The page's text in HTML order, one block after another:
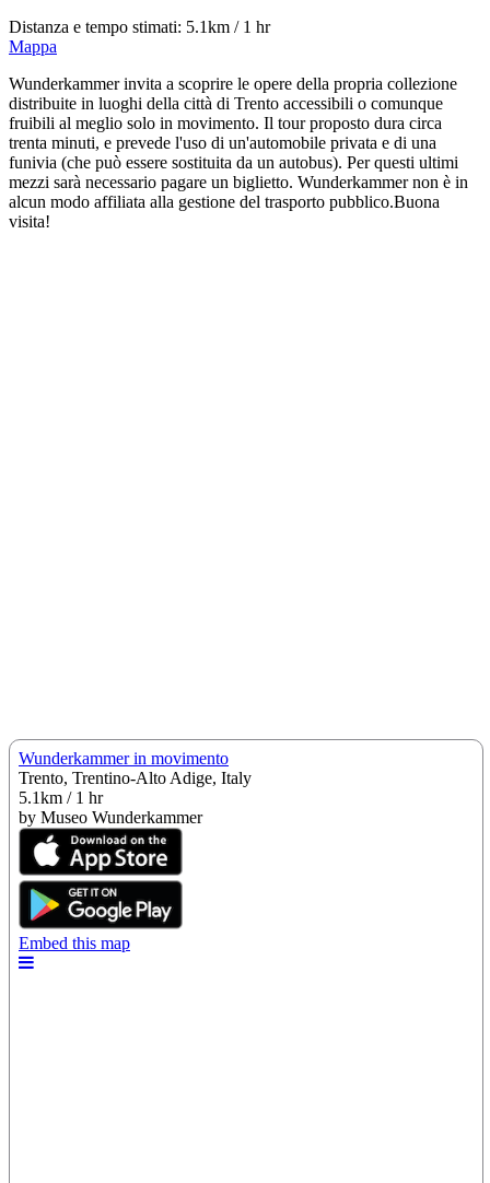
Distanza e tempo stimati: 5.1km / 1 hr
Mappa
Wunderkammer invita a scoprire le opere della propria collezione
distribuite in luoghi della città di Trento accessibili o comunque
fruibili al meglio solo in movimento. Il tour proposto dura circa
trenta minuti, e prevede l'uso di un'automobile privata e di una
funivia (che può essere sostituita da un autobus). Per questi ultimi
mezzi sarà necessario pagare un biglietto. Wunderkammer non è in
alcun modo affiliata alla gestione del trasporto pubblico.Buona
visita!